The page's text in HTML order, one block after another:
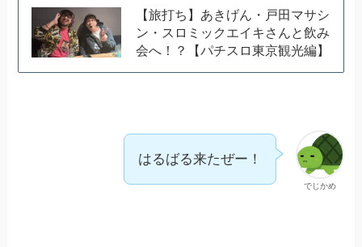
【旅打ち】あきげん・戸田マサシ
ン・スロミックエイキさんと飲み
会へ！？【パチスロ東京観光編】
でじかめ
はるばる来たぜー！